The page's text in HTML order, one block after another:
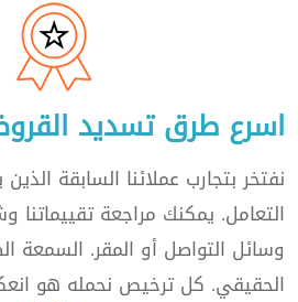
اسرع طرق تسديد
نفتخر بتجارب عملائنا السابقة
التعامل. يمكنك مراجعة
وسائل التواصل أو المقر. السمعة
الحقيقي. كل ترخيص نحمله هو